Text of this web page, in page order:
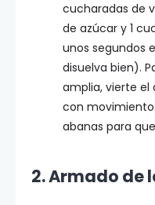
cucharadas de
de azúcar y 1
unos segundos
disuelva bien).
amplia, vierte el
con
abanas para
2. Armado de